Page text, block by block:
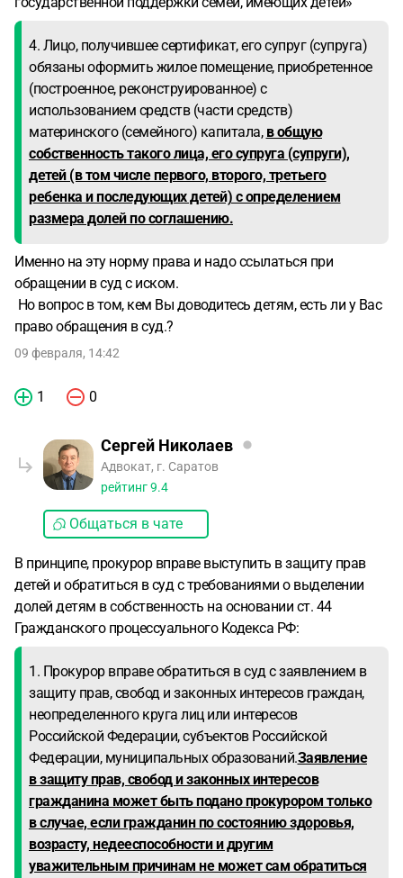
4. Лицо, получившее сертификат, его супруг (супруга)
обязаны оформить жилое помещение, приобретенное
(построенное, реконструированное) с
использованием средств (части средств)
материнского (семейного) капитала, в общую
собственность такого лица, его супруга (супруги),
детей (в том числе первого, второго, третьего
ребенка и последующих детей) с определением
размера долей по соглашению.
Именно на эту норму права и надо ссылаться при
обращении в суд с иском.
Но вопрос в том, кем Вы доводитесь детям, есть ли у Вас
право обращения в суд.?
09 февраля, 14:42
1 0
Сергей Николаев
Адвокат, г. Саратов
рейтинг9.4
Общаться в чате
В принципе, прокурор вправе выступить в защиту прав
детей и обратиться в суд с требованиями о выделении
долей детям в собственность на основании ст. 44
Гражданского процессуального Кодекса РФ:
1. Прокурор вправе обратиться в суд с заявлением в
защиту прав, свобод и законных интересов граждан,
неопределенного круга лиц или интересов
Российской Федерации, субъектов Российской
Федерации, муниципальных образований.Заявление
в защиту прав, свобод и законных интересов
гражданина может быть подано прокурором только
в случае, если гражданин по состоянию здоровья,
возрасту, недееспособности и другим
уважительным причинам не может сам обратиться